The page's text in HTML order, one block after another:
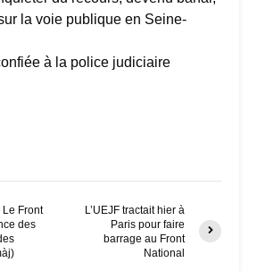
la voie publique en Seine-
à la police judiciaire
Le Front
des
L’UEJF tractait hier à
Paris pour faire
barrage au Front
National